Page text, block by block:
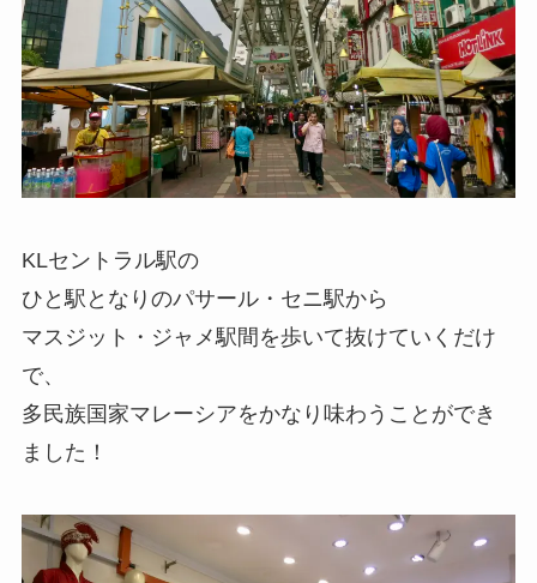
KLセントラル駅の
ひと駅となりのパサール・セニ駅から
マスジット・ジャメ駅間を歩いて抜けていくだけ
で、
多民族国家マレーシアをかなり味わうことができ
ました！